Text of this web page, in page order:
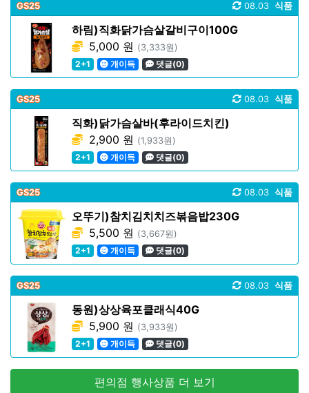
GS25 식품
08.03
하림)직화닭가슴살갈비구이100G
5,000 원 (3,333원)
2+1
개이득 댓글(0)
GS25 식품
08.03
직화)닭가슴살바(후라이드치킨)
2,900 원 (1,933원)
2+1
개이득 댓글(0)
GS25 식품
08.03
오뚜기)참치김치치즈볶음밥230G
5,500 원 (3,667원)
2+1
개이득 댓글(0)
GS25 식품
08.03
동원)상상육포클래식40G
5,900 원 (3,933원)
2+1
개이득 댓글(0)
편의점 행사상품 더 보기